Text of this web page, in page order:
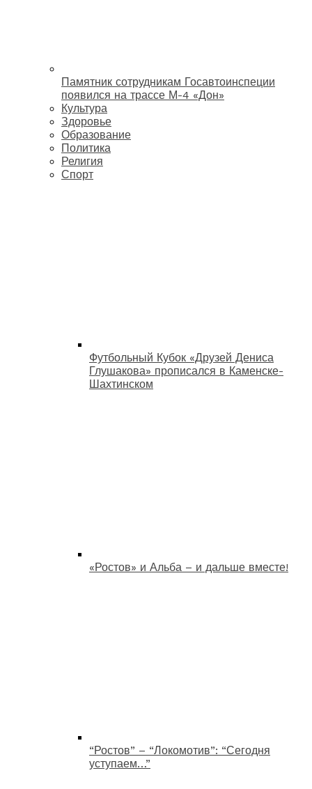
Памятник сотрудникам Госавтоинспеции
появился на трассе М-4 «Дон»
Культура
Здоровье
Образование
Политика
Религия
Спорт
Футбольный Кубок «Друзей Дениса
Глушакова» прописался в Каменске-
Шахтинском
«Ростов» и Альба – и дальше вместе!
“Ростов” – “Локомотив”: “Сегодня
уступаем…”